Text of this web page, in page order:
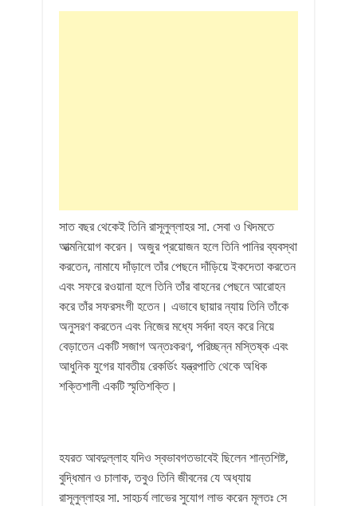
সাত বছর থেকেই তিনি রাসূলুল্লাহর সা. সেবা ও খিদমতে
আত্মনিয়োগ করেন। অজুর প্রয়োজন হলে তিনি পানির ব্যবস্থা
করতেন, নামাযে দাঁড়ালে তাঁর পেছনে দাঁড়িয়ে ইকদেতা করতেন
এবং সফরে রওয়ানা হলে তিনি তাঁর বাহনের পেছনে আরোহন
করে তাঁর সফরসংগী হতেন। এভাবে ছায়ার ন্যায় তিনি তাঁকে
অনুসরণ করতেন এবং নিজের মধ্যে সর্বদা বহন করে নিয়ে
বেড়াতেন একটি সজাগ অন্তঃকরণ, পরিচ্ছন্ন মস্তিষ্ক এবং
আধুনিক যুগের যাবতীয় রেকর্ডিং যন্ত্রপাতি থেকে অধিক
শক্তিশালী একটি স্মৃতিশক্তি।
হযরত আবদুল্লাহ যদিও স্বভাবগতভাবেই ছিলেন শান্তশিষ্ট,
বুদ্ধিমান ও চালাক, তবুও তিনি জীবনের যে অধ্যায়
রাসূলুল্লাহর সা. সাহচর্য লাভের সুযোগ লাভ করেন মূলতঃ সে